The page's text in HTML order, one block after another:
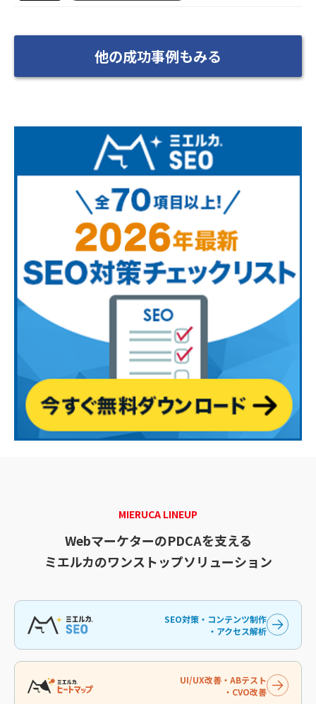
他の成功事例もみる
MIERUCA LINEUP
WebマーケターのPDCAを支える
ミエルカのワンストップソリューション
SEO対策・コンテンツ制作
・アクセス解析
UI/UX改善・ABテスト
・CVO改善